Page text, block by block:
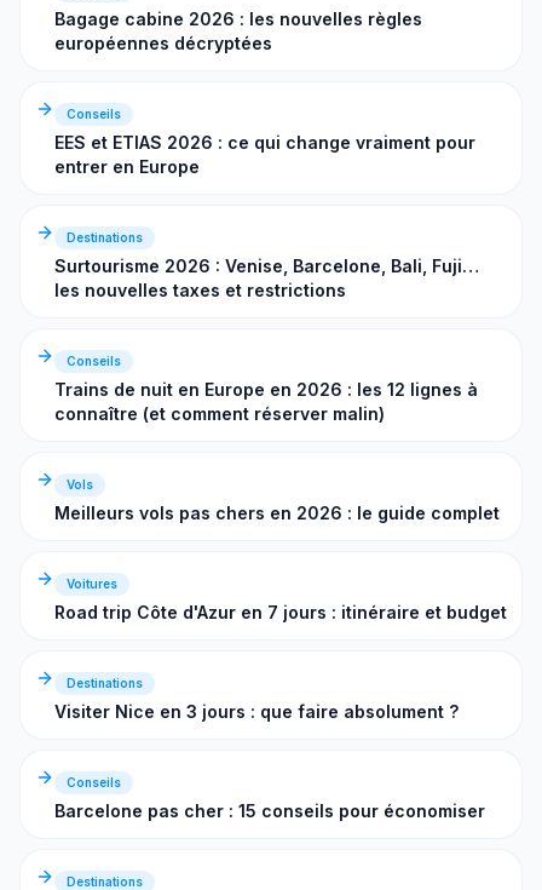
Bagage cabine 2026 : les nouvelles règles
européennes décryptées
Conseils
EES et ETIAS 2026 : ce qui change vraiment pour
entrer en Europe
Destinations
Surtourisme 2026 : Venise, Barcelone, Bali, Fuji…
les nouvelles taxes et restrictions
Conseils
Trains de nuit en Europe en 2026 : les 12 lignes à
connaître (et comment réserver malin)
Vols
Meilleurs vols pas chers en 2026 : le guide complet
Voitures
Road trip Côte d'Azur en 7 jours : itinéraire et budget
Destinations
Visiter Nice en 3 jours : que faire absolument ?
Conseils
Barcelone pas cher : 15 conseils pour économiser
Destinations